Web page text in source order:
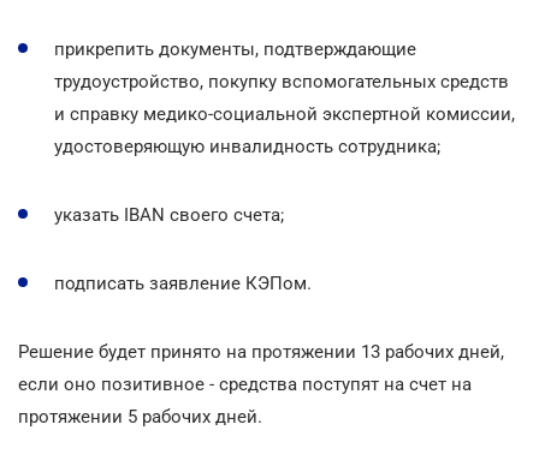
прикрепить документы, подтверждающие
трудоустройство, покупку вспомогательных средств
и справку медико-социальной экспертной комиссии,
удостоверяющую инвалидность сотрудника;
указать IBAN своего счета;
подписать заявление КЭПом.
Решение будет принято на протяжении 13 рабочих дней,
если оно позитивное - средства поступят на счет на
протяжении 5 рабочих дней.